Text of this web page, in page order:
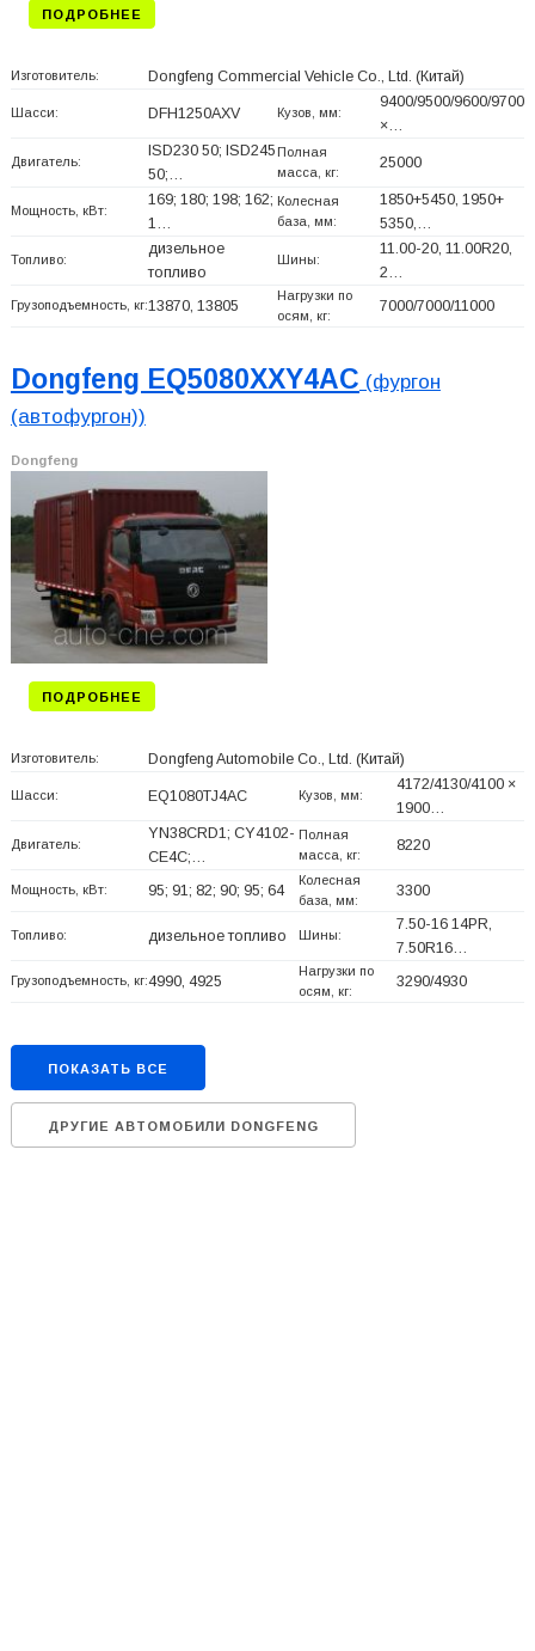
ПОДРОБНЕЕ
Изготовитель: Dongfeng Commercial Vehicle Co., Ltd. (Китай)
Шасси: DFH1250AXV Кузов, мм:
9400/9500/9600/9700
×…
Двигатель:
ISD230 50; ISD245
50;…
Полная
масса, кг:
25000
Мощность, кВт:
169; 180; 198; 162;
1…
Колесная
база, мм:
1850+5450, 1950+
5350,…
Топливо:
дизельное
топливо
Шины:
11.00-20, 11.00R20,
2…
Грузоподъемность, кг:13870, 13805
Нагрузки по
осям, кг:
7000/7000/11000
Dongfeng EQ5080XXY4AC (фургон
(автофургон))
Dongfeng
ПОДРОБНЕЕ
Изготовитель: Dongfeng Automobile Co., Ltd. (Китай)
Шасси: EQ1080TJ4AC Кузов, мм:
4172/4130/4100 ×
1900…
Двигатель:
YN38CRD1; CY4102-
CE4C;…
Полная
масса, кг:
8220
Мощность, кВт: 95; 91; 82; 90; 95; 64
Колесная
база, мм:
3300
Топливо: дизельное топливо Шины:
7.50-16 14PR,
7.50R16…
Грузоподъемность, кг:4990, 4925
Нагрузки по
осям, кг:
3290/4930
ПОКАЗАТЬ ВСЕ
ДРУГИЕ АВТОМОБИЛИ DONGFENG